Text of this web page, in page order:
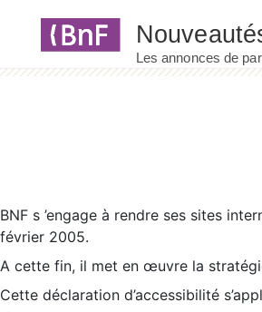
BNF s ’engage à rendre ses sites
février 2005.
A cette fin, il met en œuvre la
Cette déclaration d’accessibilité